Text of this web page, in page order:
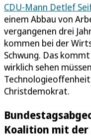
CDU-Mann Detlef
einem Abbau von
vergangenen drei
kommen bei der
Schwung. Das
wirklich sehen
Christdemokrat.
Koalition mit der